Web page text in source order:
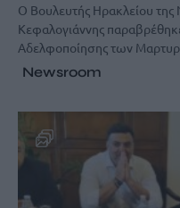
Ο Βουλευτής Ηρακλείου της
Κεφαλογιάννης
Αδελφοποίησης των
Newsroom